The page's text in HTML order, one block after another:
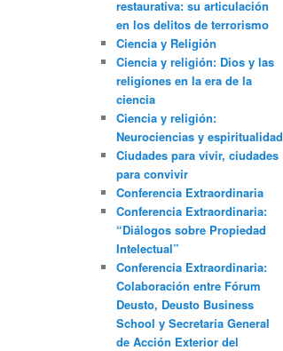
restaurativa: su articulación
en los delitos de terrorismo
Ciencia y Religión
Ciencia y religión: Dios y las
religiones en la era de la
ciencia
Ciencia y religión:
Neurociencias y espiritualidad
Ciudades para vivir, ciudades
para convivir
Conferencia Extraordinaria
Conferencia Extraordinaria:
“Diálogos sobre Propiedad
Intelectual”
Conferencia Extraordinaria:
Colaboración entre Fórum
Deusto, Deusto Business
School y Secretaría General
de Acción Exterior del